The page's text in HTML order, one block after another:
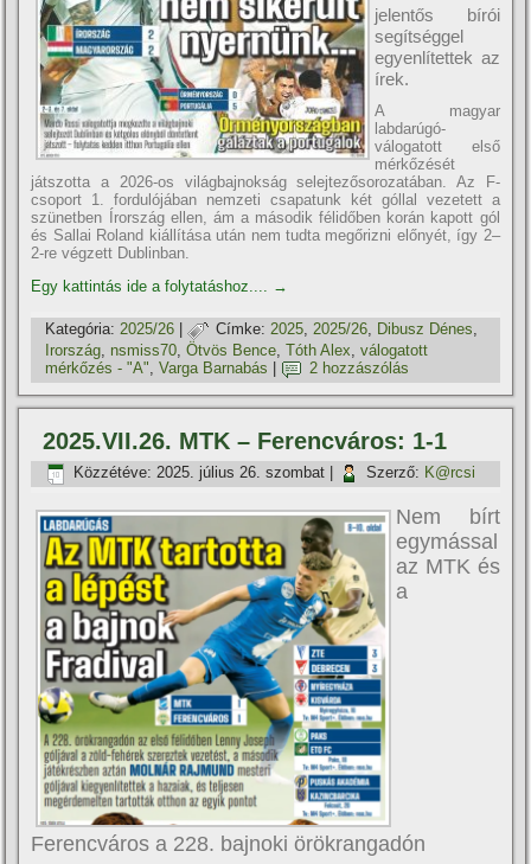
jelentős bírói
segítséggel
egyenlítettek az
írek.
A magyar
labdarúgó-
válogatott első
mérkőzését
játszotta a 2026-os világbajnokság selejtezősorozatában. Az F-
csoport 1. fordulójában nemzeti csapatunk két góllal vezetett a
szünetben Írország ellen, ám a második félidőben korán kapott gól
és Sallai Roland kiállítása után nem tudta megőrizni előnyét, így 2–
2-re végzett Dublinban.
Egy kattintás ide a folytatáshoz....
→
Kategória: 2025/26 | Címke: 2025,2025/26, Dibusz Dénes,
Irország nsmiss70 ,Ötvös Bence ,Tóth Alex ,válogatott
mérkőzés - "A",Varga Barnabás 2 hozzászólás
2025.VII.26. MTK – Ferencváros: 1-1
Közzétéve: 2025. július 26. szombat Szerző: K@rcsi
Nem bírt
egymással
az MTK és
a
Ferencváros a 228. bajnoki örökrangadón